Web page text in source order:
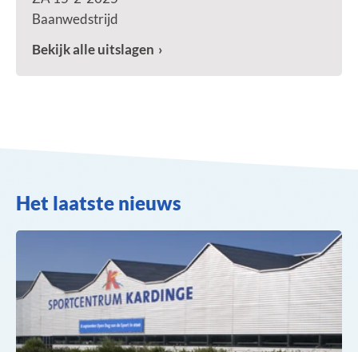
Baanwedstrijd
Bekijk alle uitslagen
Het laatste nieuws